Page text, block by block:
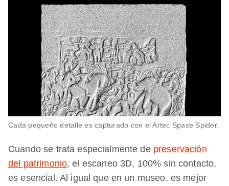
Cada pequeño detalle es capturado con el Artec Space Spider.
Cuando se trata especialmente de preservación
del patrimonio, el escaneo 3D, 100% sin contacto,
es esencial. Al igual que en un museo, es mejor